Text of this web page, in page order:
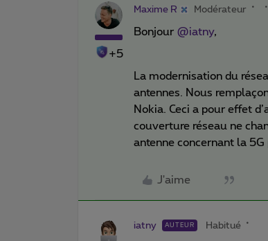
+5
Maxime R Modérateur
Bonjour @iatny,
La modernisation du
antennes. Nous
Nokia. Ceci a pour effet
couverture réseau ne
antenne concernant la
J'aime
iatny AUTEUR Habitué